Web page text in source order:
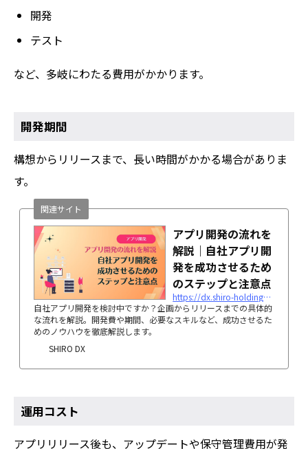
開発
テスト
など、多岐にわたる費用がかかります。
開発期間
構想からリリースまで、長い時間がかかる場合がありま
す。
アプリ開発の流れを
解説｜自社アプリ開
発を成功させるため
のステップと注意点
https://dx.shiro-holdings.co.jp/p6252/
自社アプリ開発を検討中ですか？企画からリリースまでの具体的
な流れを解説。開発費や期間、必要なスキルなど、成功させるた
めのノウハウを徹底解説します。
SHIRO DX
関連サイト
運用コスト
アプリリリース後も、アップデートや保守管理費用が発